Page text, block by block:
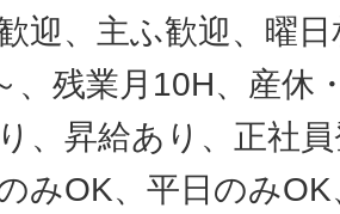
迎、主ふ歓迎、曜
、残業月10H、産休
、昇給あり、正社
みOK、平日のみ